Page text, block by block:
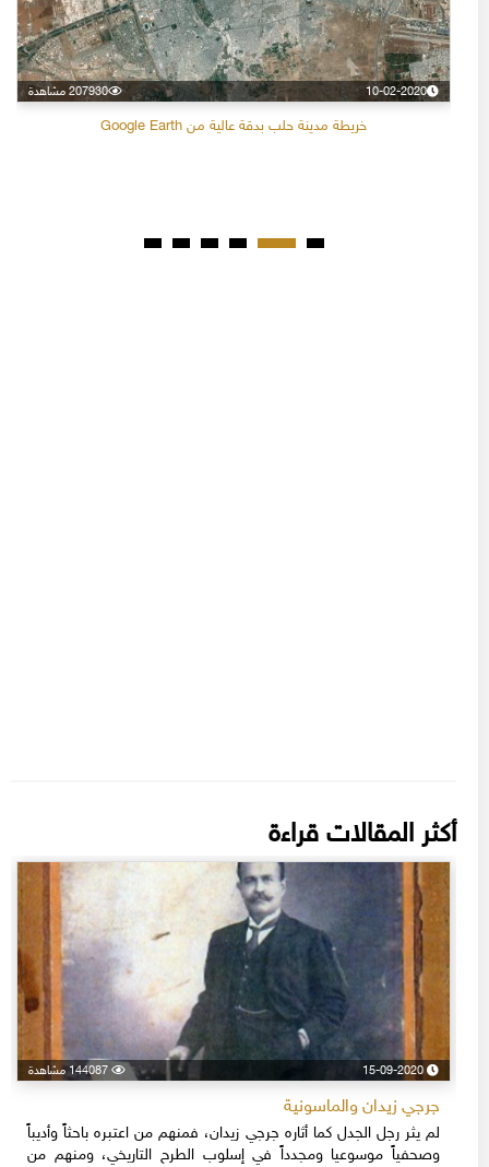
10-02-2020 207930 مشاهدة
خريطة مدينة حلب بدقة عالية من Google Earth
أكثر المقالات قراءة
15-09-2020 144087 مشاهدة
جرجي زيدان والماسونية
لم يثر رجل الجدل كما أثاره جرجي زيدان، فمنهم من اعتبره باحثاً وأديباً
وصحفياً موسوعيا ومجدداً في إسلوب الطرح التاريخي، ومنهم من